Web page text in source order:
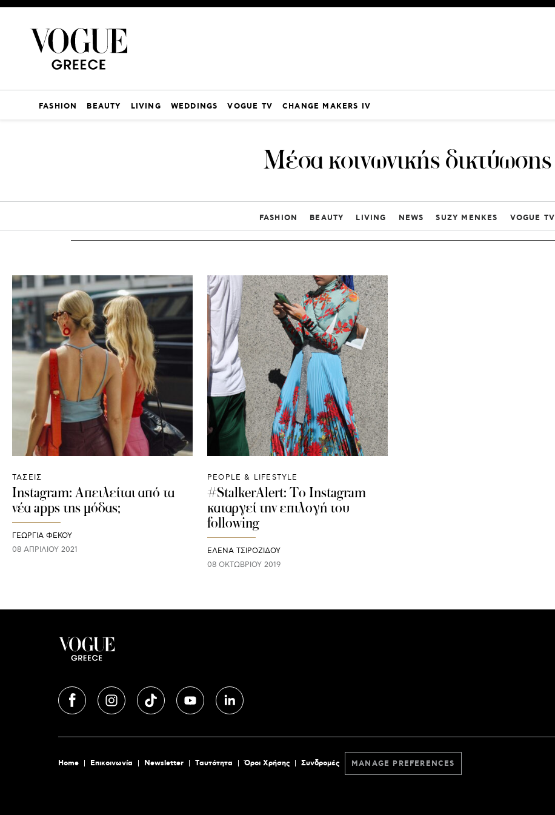
FASHION BEAUTY LIVING WEDDINGS VOGUE TV CHANGE MAKERS IV
Μέσα κοινωνικής δικτύωσης
FASHION BEAUTY LIVING NEWS SUZY MENKES VOGUE TV
ΤΑΣΕΙΣ
Instagram: Απειλείται από τα
νέα apps της μόδας;
ΓΕΩΡΓΙΑ ΦΕΚΟΥ
08 ΑΠΡΙΛΊΟΥ 2021
PEOPLE & LIFESTYLE
#StalkerAlert: Το Instagram
καταργεί την επιλογή του
following
ΈΛΕΝΑ ΤΣΙΡΟΖΊΔΟΥ
08 ΟΚΤΩΒΡΊΟΥ 2019
Home Επικοινωνία Newsletter Tαυτότητα Όροι Χρήσης Συνδρομές MANAGE PREFERENCES